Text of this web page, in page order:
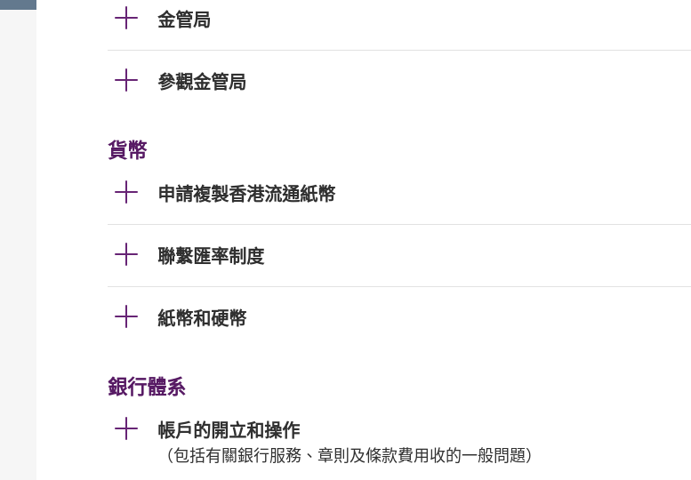
金管局
參觀金管局
貨幣
申請複製香港流通紙幣
聯繫匯率制度
紙幣和硬幣
銀行體系
帳戶的開立和操作
（包括有關銀行服務、章則及條款費用收的一般問題）